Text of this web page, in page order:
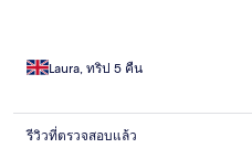
you could have offered this to
Wifi poor Some drinks
basic Lights on tables in
Laura, ทริป 5 คืน
รีวิวที่ตรวจสอบแล้ว